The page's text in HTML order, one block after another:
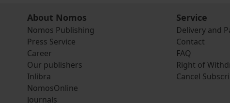
About Nomos
Nomos Publishing
Press Service
Career
Our publishers
Inlibra
NomosOnline
Journals
Service
Delivery and
Contact
FAQ
Right of
Cancel